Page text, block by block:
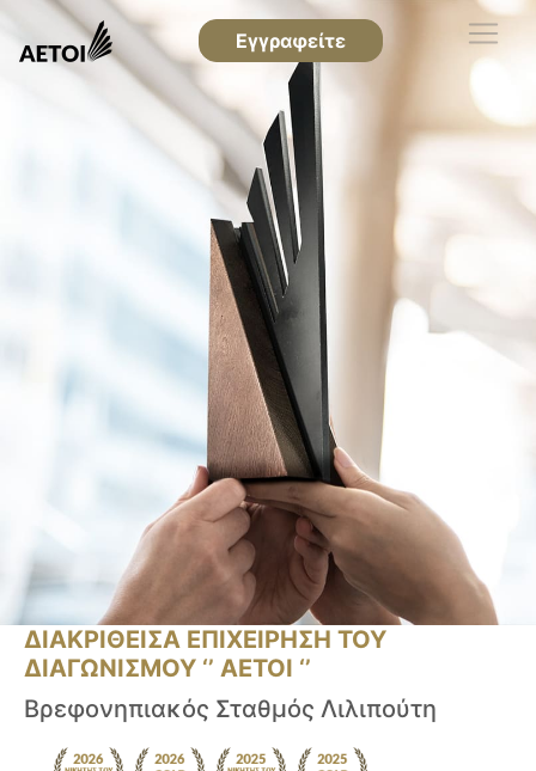
Εγγραφείτε
ΔΙΑΚΡΙΘΕΙΣΑ ΕΠΙΧΕΙΡΗΣΗ ΤΟΥ
ΔΙΑΓΩΝΙΣΜΟΥ ‘’ ΑΕΤΟΙ ‘’
Βρεφονηπιακός Σταθμός Λιλιπούτη